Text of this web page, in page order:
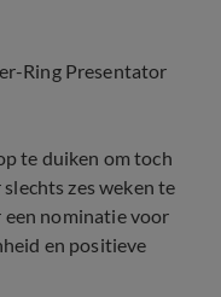
Ring Presentator
te duiken om toch
zes weken te
een nominatie voor
en positieve